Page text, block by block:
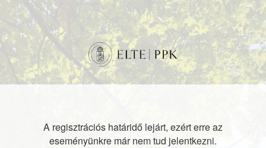
A regisztrációs határidő lejárt, ezért erre az
eseményünkre már nem tud jelentkezni.